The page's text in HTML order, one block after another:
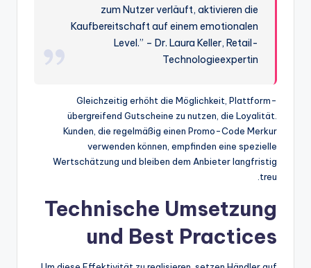
zum Nutzer verläuft, aktivieren die
Kaufbereitschaft auf einem emotionalen
Level.” – Dr. Laura Keller, Retail-
Technologieexpertin
Gleichzeitig erhöht die Möglichkeit, Plattform-
übergreifend Gutscheine zu nutzen, die Loyalität.
Kunden, die regelmäßig einen Promo-Code Merkur
verwenden können, empfinden eine spezielle
Wertschätzung und bleiben dem Anbieter langfristig
treu.
Technische Umsetzung
und Best Practices